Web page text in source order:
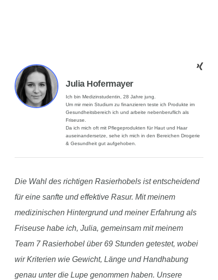
Julia Hofermayer
Ich bin Medizinstudentin, 28 Jahre jung.
Um mir mein Studium zu finanzieren teste ich Produkte im
Gesundheitsbereich ich und arbeite nebenberuflich als
Friseuse.
Da ich mich oft mit Pflegeprodukten für Haut und Haar
auseinandersetze, sehe ich mich in den Bereichen Drogerie
& Gesundheit gut aufgehoben.
Die Wahl des richtigen Rasierhobels ist entscheidend
für eine sanfte und effektive Rasur. Mit meinem
medizinischen Hintergrund und meiner Erfahrung als
Friseuse habe ich, Julia, gemeinsam mit meinem
Team 7 Rasierhobel über 69 Stunden getestet, wobei
wir Kriterien wie Gewicht, Länge und Handhabung
genau unter die Lupe genommen haben. Unsere